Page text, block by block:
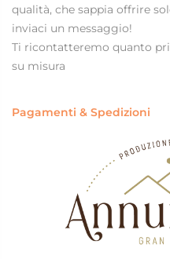
qualità, che sappia offrire
inviaci un messaggio!
Ti ricontatteremo quanto
su misura
Pagamenti & Spedizioni